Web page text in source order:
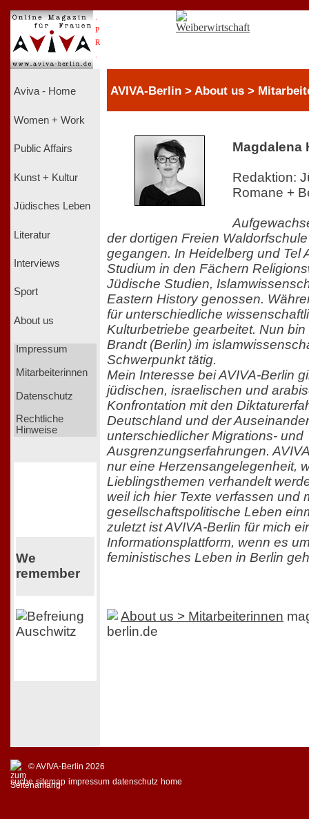
P
R
Aviva - Home
Women + Work
Public Affairs
Kunst + Kultur
Jüdisches Leben
Literatur
Interviews
Sport
About us
Impressum
Mitarbeiterinnen
Datenschutz
Rechtliche
Hinweise
We
remember
AVIVA-Berlin > About us >
Magdalena
Redaktion:
Romane +
der dortigen Freien
gegangen. In Heidelberg und Tel
Studium in den Fächern
Jüdische Studien,
Eastern History genossen.
für unterschiedliche
Kulturbetriebe gearbeitet. Nun
Brandt (Berlin) im
Schwerpunkt tätig.
Mein Interesse bei AVIVA-Berlin
jüdischen, israelischen und
Konfrontation mit den
Deutschland und der
unterschiedlicher Migrations- und
Ausgrenzungserfahrungen.
nur eine Herzensangelegenheit,
Lieblingsthemen verhandelt
weil ich hier Texte verfassen und
gesellschaftspolitische Leben
zuletzt ist AVIVA-Berlin für mich
Informationsplattform, wenn es
feministisches Leben in Berlin
About us > Mitarbeiterinnen
berlin.de
© AVIVA-Berlin 2026
suche sitemap impressum datenschutz home